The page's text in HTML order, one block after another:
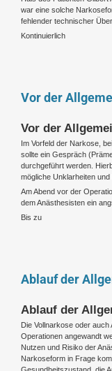
war eine solche
fehlender technischer
Kontinuierlich
Vor der
Vor der
Im Vorfeld der Narkose,
sollte ein Gespräch
durchgeführt werden.
mögliche Unklarheiten
Am Abend vor der
dem Anästhesisten ein
Bis zu
Ablauf der
Ablauf der
Die Vollnarkose oder
Operationen angewandt
Nutzen und Risiko der
Narkoseform in Frage
Gesundheitszustand, die